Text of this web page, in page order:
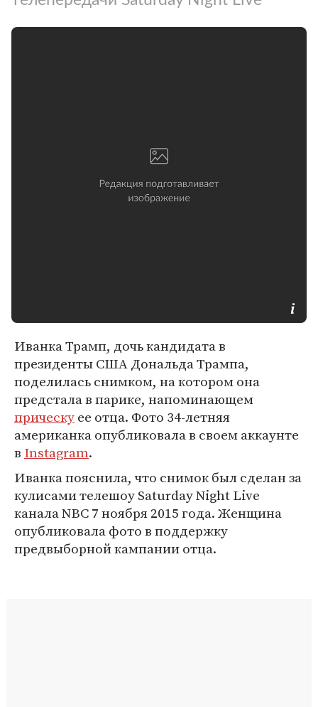
Иванка Трамп, дочь кандидата в
президенты США Дональда Трампа,
поделилась снимком, на котором она
предстала в парике, напоминающем
прическуее отца. Фото 34-летняя
американка опубликовала в своем аккаунте
в Instagram.
Иванка пояснила, что снимок был сделан за
кулисами телешоу Saturday Night Live
канала NBC 7 ноября 2015 года. Женщина
опубликовала фото в поддержку
предвыборной кампании отца.